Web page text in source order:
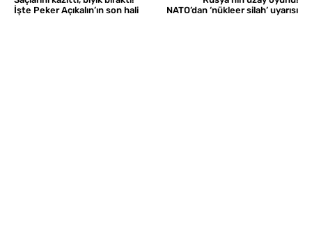
İşte Peker Açıkalın’ın son hali
NATO’dan ‘nükleer silah’ uyarısı